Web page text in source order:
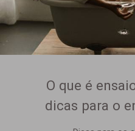
O que é
dicas para o